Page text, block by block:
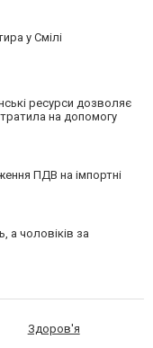
у Смілі
ресурси дозволяє
на допомогу
ПДВ на імпортні
а чоловіків за
Здоров'я